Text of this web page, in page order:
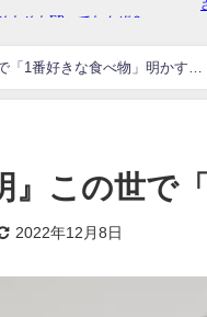
「1番好きな食べ物」明かす…
』この世で
2022年12月8日